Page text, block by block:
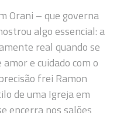
Orani – que governa
algo essencial: a
real quando se
e cuidado com o
frei Ramon
de uma Igreja em
encerra nos salões